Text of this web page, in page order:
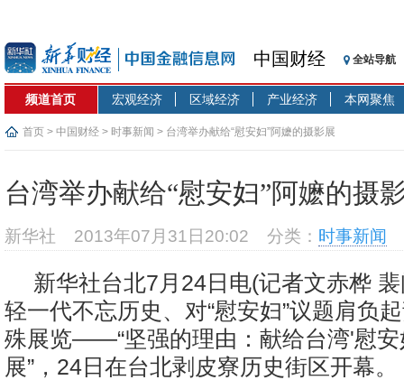
中国财经 全站导航
频道首页 宏观经济 区域经济 产业经济 本网聚焦
首页 > 中国财经 > 时事新闻 > 台湾举办献给“慰安妇”阿嬷的摄影展
台湾举办献给“慰安妇”阿嬷的摄
新华社 2013年07月31日20:02 分类： 时事新闻
新华社台北7月24日电(记者文赤桦
轻一代不忘历史、对“慰安妇”议题肩负
殊展览——“坚强的理由：献给台湾'慰安
展”，24日在台北剥皮寮历史街区开幕。